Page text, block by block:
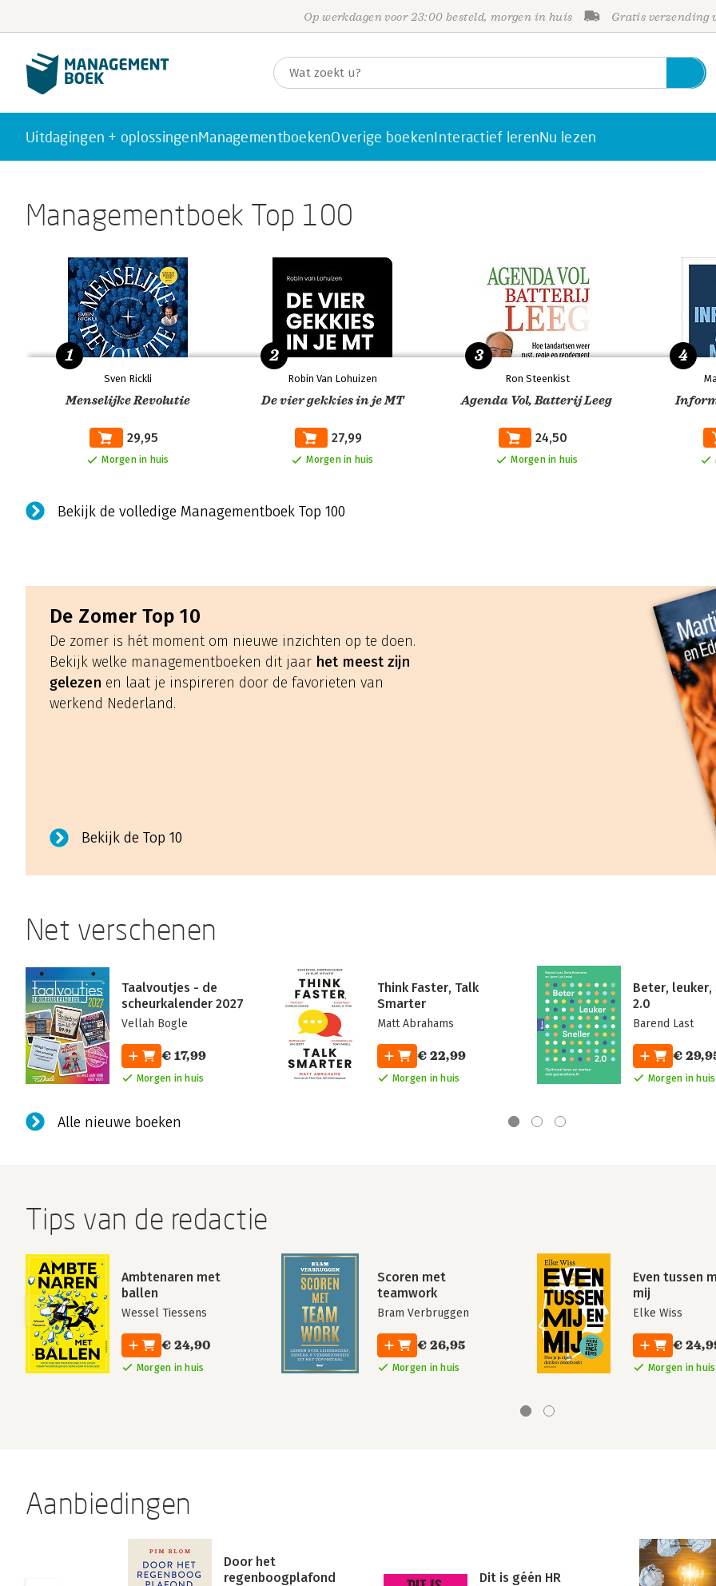
Op werkdagen voor 23:00 besteld, morgen in huis Gratis verzending
Uitdagingen + oplossingenManagementboekenOverige boekenInteractief lerenNu lezen
Managementboek Top 100
Sven Rickli
Menselijke Revolutie
29,95
Morgen in huis
1
Robin Van Lohuizen
De vier gekkies in je MT
27,99
Morgen in huis
2
Ron Steenkist
Agenda Vol, Batterij Leeg
24,50
Morgen in huis
3 4
Bekijk de volledige Managementboek Top 100
De Zomer Top 10
De zomer is hét moment om nieuwe inzichten op te doen.
Bekijk welke managementboeken dit jaar het meest zijn
gelezen en laat je inspireren door de favorieten van
werkend Nederland.
Bekijk de Top 10
Net verschenen
Taalvoutjes - de
scheurkalender 2027
Vellah Bogle
€ 17,99
Morgen in huis
Think Faster, Talk
Smarter
Matt Abrahams
€ 22,99
Morgen in huis
Beter,
2.0
Barend Last
€
Morgen in huis
Alle nieuwe boeken
Tips van de redactie
Ambtenaren met
ballen
Wessel Tiessens
€ 24,90
Morgen in huis
Scoren met
teamwork
Bram Verbruggen
€ 26,95
Morgen in huis
Even tussen
mij
Elke Wiss
€
Morgen in huis
Aanbiedingen
Door het
regenboogplafond
Dit is géén HR